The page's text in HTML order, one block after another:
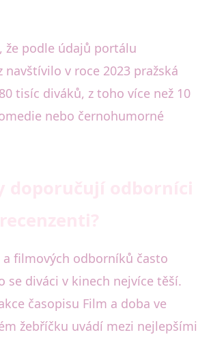
že podle údajů portálu
navštívilo v roce 2023 pražská
tisíc diváků, z toho více než 10
nebo černohumorné
filmových odborníků často
se diváci v kinech nejvíce těší.
časopisu Film a doba ve
žebříčku uvádí mezi nejlepšími